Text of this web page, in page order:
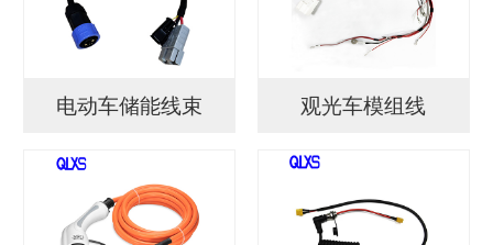
电动车储能线束 观光车模组线